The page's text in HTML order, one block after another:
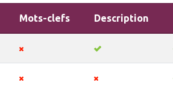
Mots-clefs Description